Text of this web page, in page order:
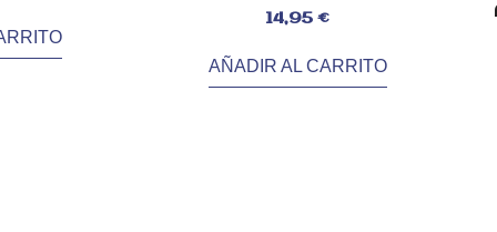
14,95€
AÑADIR AL CARRITO